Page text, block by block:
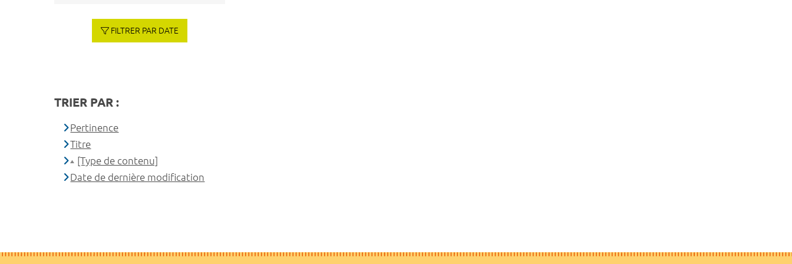
FILTRER PAR DATE
TRIER PAR :
Pertinence
Titre
[Type de contenu]
Date de dernière modification